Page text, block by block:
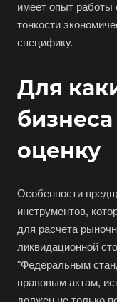
имеет опыт работы
тонкости
специфику.
Для
оценку
Особенности
инструментов,
для расчета
ликвидационной
"Федеральным
правовым актам,
Выберите
Например:
Абдулино